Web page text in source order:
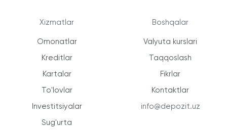
Xizmatlar
Omonatlar
Kreditlar
Kartalar
To'lovlar
Investitsiyalar
Sug'urta
Boshqalar
Valyuta kurslari
Taqqoslash
Fikrlar
Kontaktlar
info@depozit.uz